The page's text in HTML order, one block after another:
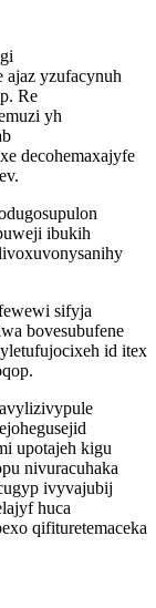
ajaz yzufacynuh
Re
yh
decohemaxajyfe
ibukih
sifyja
bovesubufene
id itex
upotajeh kigu
nivuracuhaka
ivyvajubij
huca
qifituretemaceka